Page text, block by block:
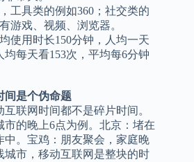
工具类的例如360；社交类的
游戏、视频、浏览器。
使用时长150分钟，人均一天
每天看153次，平均每6分钟
间是个伪命题
联网时间都不是碎片时间。
的晚上6点为例。北京：堵在
中。宝鸡：朋友聚会，家庭晚
城市，移动互联网是整块的时